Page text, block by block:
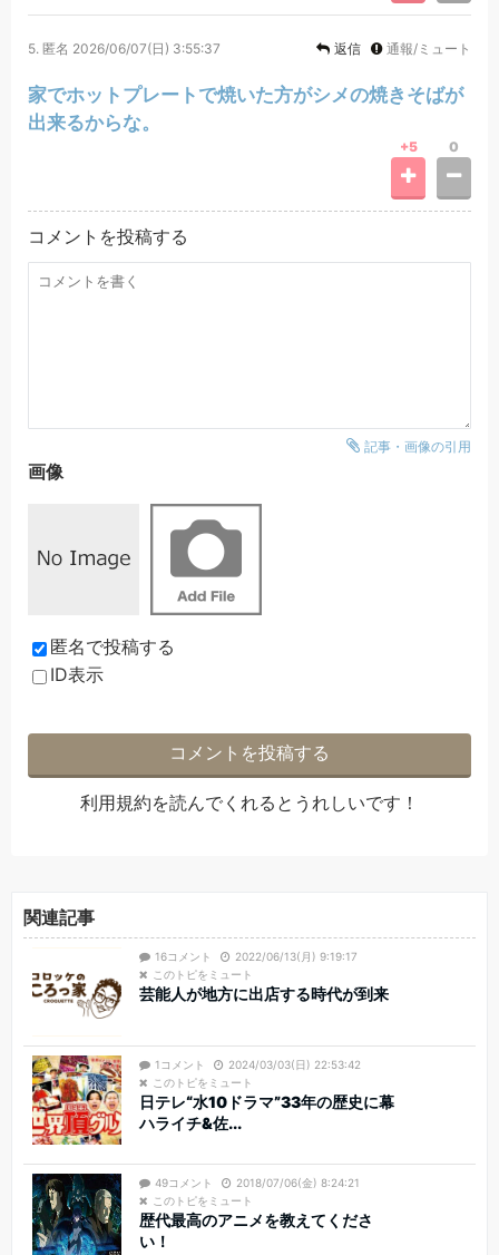
5. 匿名 2026/06/07(日) 3:55:37 返信 通報/ミュート
家でホットプレートで焼いた方がシメの焼きそばが
出来るからな。
+5 0
コメントを投稿する
記事・画像の引用
画像
匿名で投稿する
ID表示
利用規約を読んでくれるとうれしいです！
関連記事
16コメント
2022/06/13(月) 9:19:17
このトピをミュート
芸能人が地方に出店する時代が到来
1コメント
2024/03/03(日) 22:53:42
このトピをミュート
日テレ“水10ドラマ”33年の歴史に幕
ハライチ&佐...
49コメント
2018/07/06(金) 8:24:21
このトピをミュート
歴代最高のアニメを教えてくださ
い！